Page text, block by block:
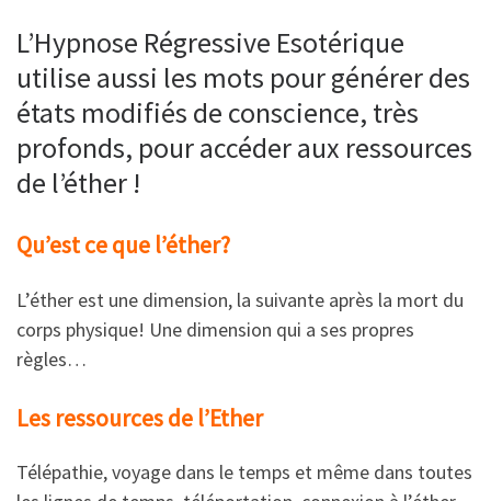
L’Hypnose Régressive Esotérique
utilise aussi les mots pour générer des
états modifiés de conscience, très
profonds, pour accéder aux ressources
de l’éther !
Qu’est ce que l’éther?
L’éther est une dimension, la suivante après la mort du
corps physique! Une dimension qui a ses propres
règles…
Les ressources de l’Ether
Télépathie, voyage dans le temps et même dans toutes